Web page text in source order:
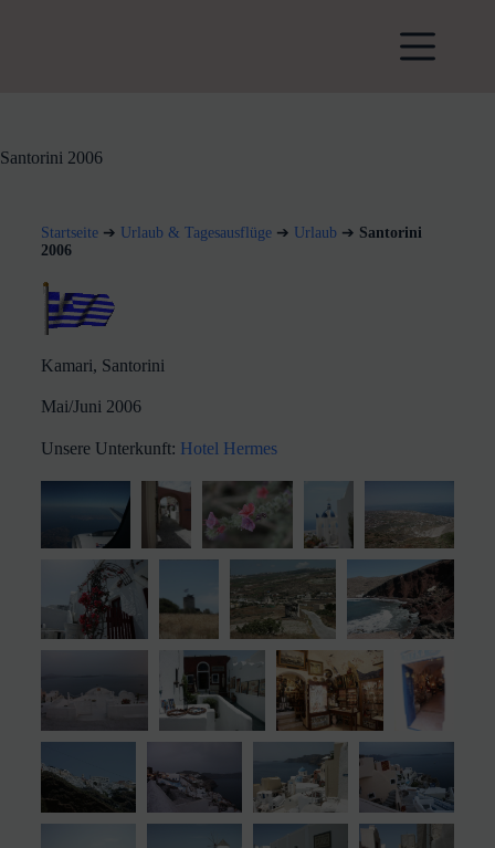
Santorini 2006
Startseite➔ Urlaub & Tagesausflüge➔ Urlaub➔ Santorini
2006
Kamari, Santorini
Mai/Juni 2006
Unsere Unterkunft: Hotel Hermes